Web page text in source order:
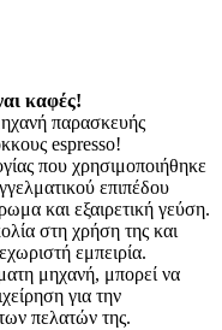
καφές!
παρασκευής
espresso!
που χρησιμοποιήθηκε
επιπέδου
και εξαιρετική γεύση.
στη χρήση της και
εμπειρία.
μηχανή, μπορεί να
για την
πελατών της.